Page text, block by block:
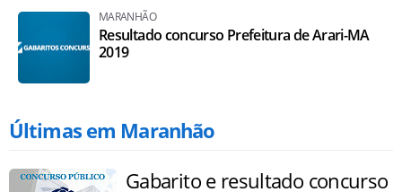
MARANHÃO
Resultado concurso Prefeitura de Arari-MA
2019
Últimas em Maranhão
Gabarito e resultado concurso